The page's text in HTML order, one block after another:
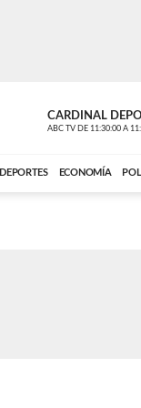
CARDINAL
ABC TV DE 11:30:00 A
DEPORTES ECONOMÍA